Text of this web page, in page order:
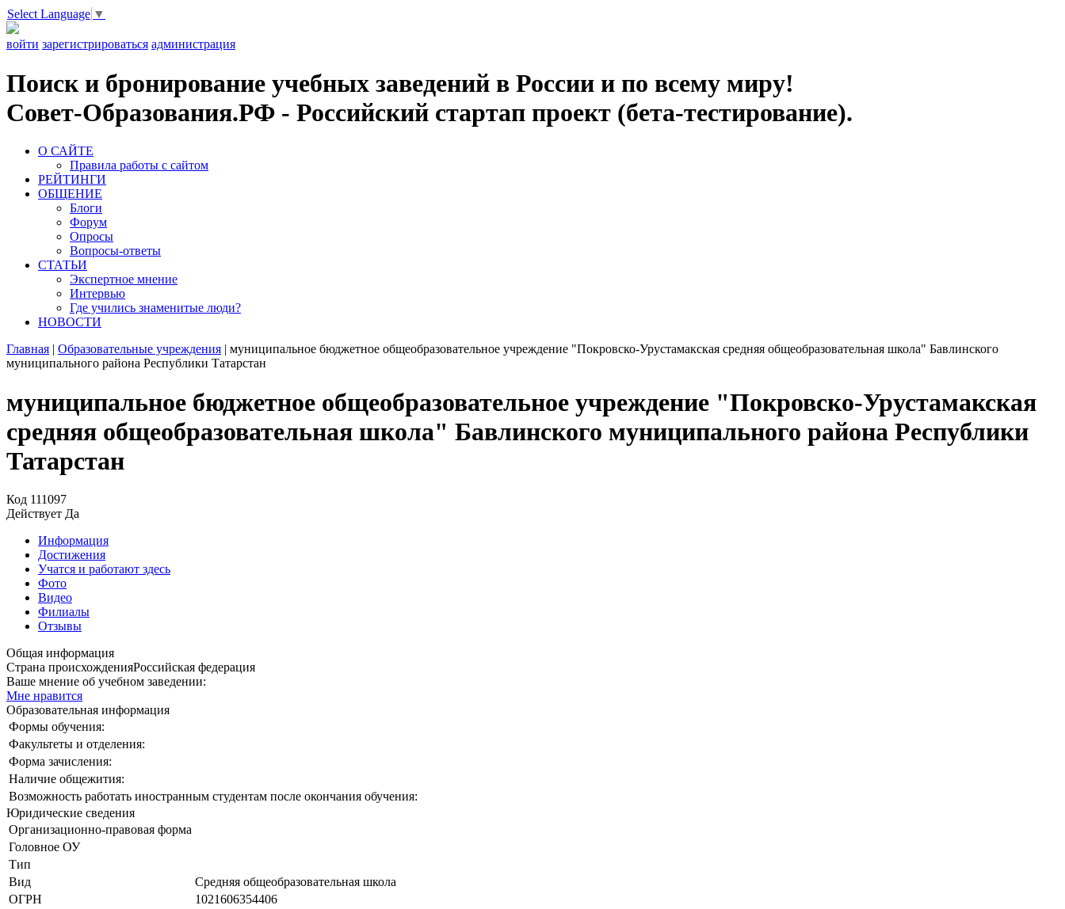
Select Language ▼
войти зарегистрироваться администрация
Поиск и бронирование учебных заведений в России и по всему миру!
Совет-Образования.РФ - Российский стартап проект (бета-тестирование).
О САЙТЕ
Правила работы с сайтом
РЕЙТИНГИ
ОБЩЕНИЕ
Блоги
Форум
Опросы
Вопросы-ответы
СТАТЬИ
Экспертное мнение
Интервью
Где учились знаменитые люди?
НОВОСТИ
Главная | Образовательные учреждения | муниципальное бюджетное общеобразовательное учреждение "Покровско-Урустамакская средняя общеобразовательная школа" Бавлинского
муниципального района Республики Татарстан
муниципальное бюджетное общеобразовательное учреждение "Покровско-Урустамакская
средняя общеобразовательная школа" Бавлинского муниципального района Республики
Татарстан
Код 111097
Действует Да
Информация
Достижения
Учатся и работают здесь
Фото
Видео
Филиалы
Отзывы
Общая информация
Страна происхожденияРоссийская федерация
Ваше мнение об учебном заведении:
Мне нравится
Образовательная информация
Формы обучения:
Факультеты и отделения:
Форма зачисления:
Наличие общежития:
Возможность работать иностранным студентам после окончания обучения:
Юридические сведения
Организационно-правовая форма
Головное ОУ
Тип
Вид
Средняя общеобразовательная школа
ОГРН
1021606354406